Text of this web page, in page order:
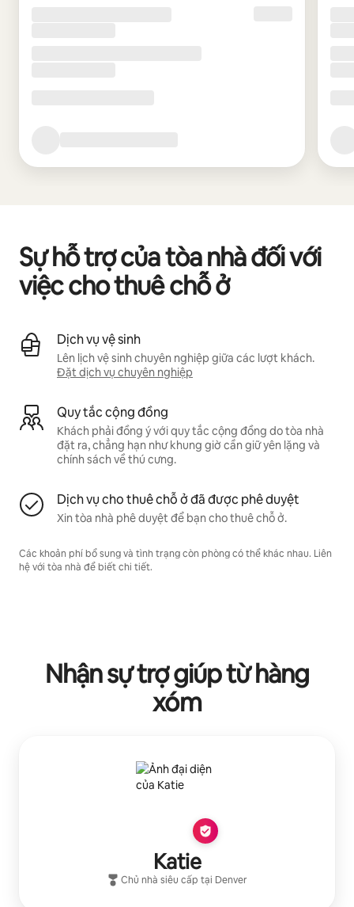
Sự hỗ trợ của tòa nhà đối với
việc cho thuê chỗ ở
Dịch vụ vệ sinh
Lên lịch vệ sinh chuyên nghiệp giữa các lượt khách.
Đặt dịch vụ chuyên nghiệp
Quy tắc cộng đồng
Khách phải đồng ý với quy tắc cộng đồng do tòa nhà
đặt ra, chẳng hạn như khung giờ cần giữ yên lặng và
chính sách về thú cưng.
Dịch vụ cho thuê chỗ ở đã được phê duyệt
Xin tòa nhà phê duyệt để bạn cho thuê chỗ ở.
Các khoản phí bổ sung và tình trạng còn phòng có thể khác nhau. Liên
hệ với tòa nhà để biết chi tiết.
Nhận sự trợ giúp từ hàng
xóm
Katie
Chủ nhà siêu cấp tại Denver